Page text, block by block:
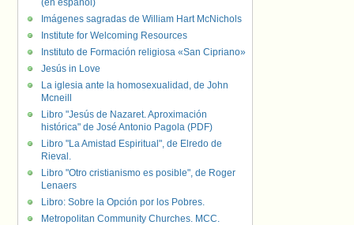
(en español)
Imágenes sagradas de William Hart McNichols
Institute for Welcoming Resources
Instituto de Formación religiosa «San Cipriano»
Jesús in Love
La iglesia ante la homosexualidad, de John
Mcneill
Libro "Jesús de Nazaret. Aproximación
histórica" de José Antonio Pagola (PDF)
Libro "La Amistad Espiritual", de Elredo de
Rieval.
Libro "Otro cristianismo es posible", de Roger
Lenaers
Libro: Sobre la Opción por los Pobres.
Metropolitan Community Churches. MCC.